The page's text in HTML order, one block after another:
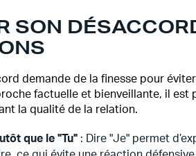
SON
demande de la finesse pour
factuelle et bienveillante, il est
la qualité de la relation.
que le "Tu" : Dire "Je" permet